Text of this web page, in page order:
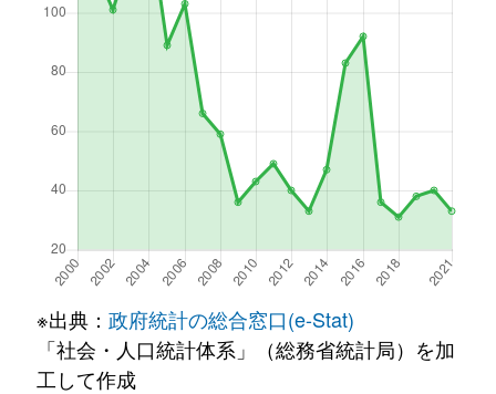
※出典： 政府統計の総合窓口(e-Stat)
「社会・人口統計体系」（総務省統計局）を加
工して作成